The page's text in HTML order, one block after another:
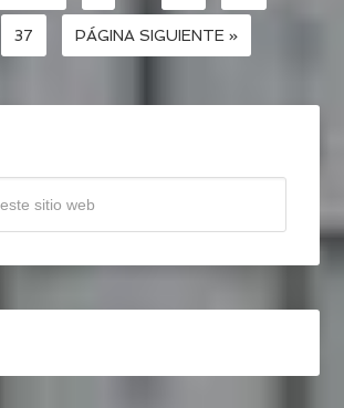
37 PÁGINA SIGUIENTE »